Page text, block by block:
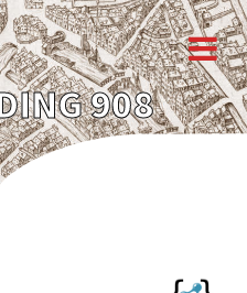
908